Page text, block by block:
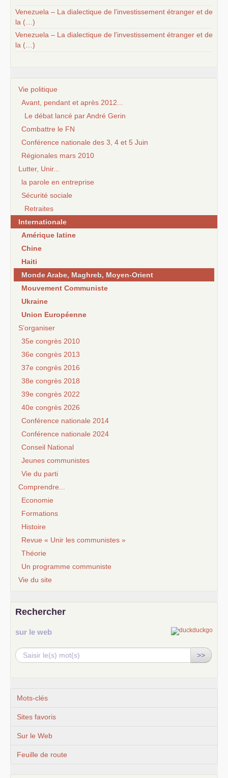
Venezuela – La dialectique de l'investissement étranger et de
la (…)
Venezuela – La dialectique de l'investissement étranger et de
la (…)
Vie politique
Avant, pendant et après 2012...
Le débat lancé par André Gerin
Combattre le FN
Conférence nationale des 3, 4 et 5 Juin
Régionales mars 2010
Lutter, Unir...
la parole en entreprise
Sécurité sociale
Retraites
Internationale
Amérique latine
Chine
Haiti
Monde Arabe, Maghreb, Moyen-Orient
Mouvement Communiste
Ukraine
Union Européenne
S’organiser
35e congrès 2010
36e congrès 2013
37e congrès 2016
38e congrès 2018
39e congrès 2022
40e congrès 2026
Conférence nationale 2014
Conférence nationale 2024
Conseil National
Jeunes communistes
Vie du parti
Comprendre...
Economie
Formations
Histoire
Revue « Unir les communistes »
Théorie
Un programme communiste
Vie du site
Rechercher
sur le web
>>
Mots-clés
Sites favoris
Sur le Web
Feuille de route